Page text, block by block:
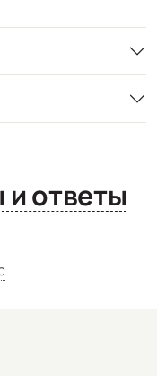
Вопросы и ответы